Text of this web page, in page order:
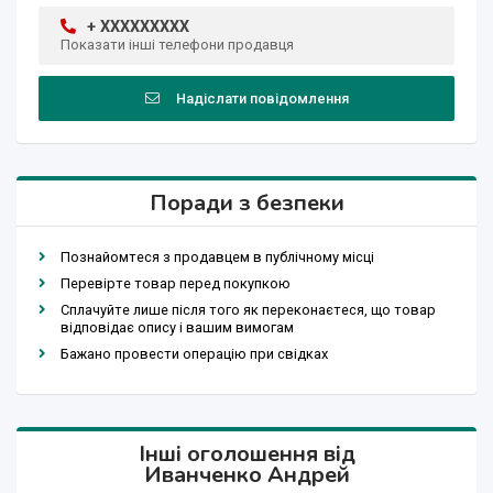
+ XXXXXXXXX
Показати інші телефони продавця
Надіслати повідомлення
Поради з безпеки
Познайомтеся з продавцем в публічному місці
Перевірте товар перед покупкою
Сплачуйте лише після того як переконаєтеся, що товар
відповідає опису і вашим вимогам
Бажано провести операцію при свідках
Інші оголошення від
Иванченко Андрей